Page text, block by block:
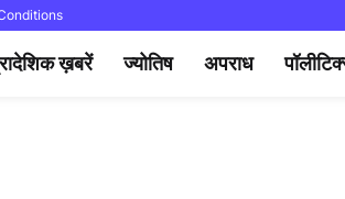
ख़बरें ज्योतिष अपराध